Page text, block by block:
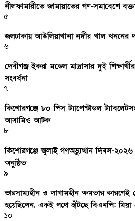
নীলফামারীতে জামায়াতের গণ-সমাবেশে
৫
জলঢাকায় আউলিয়াখানা নদীর খাল খননের
৬
দেবীগঞ্জ ইকরা মডেল মাদ্রাসার দুই
সংবর্ধনা
৭
কিশোরগঞ্জে ৮০ পিস ট্যাপেন্টাডল
আসামিও আটক
৮
কিশোরগঞ্জে জুলাই গণঅভ্যুত্থান দিবস-
অনুষ্ঠিত
৯
ভারসাম্যহীন ও লাগামহীন ক্ষমতার কারণেই
হয়েছিলেন, একই পথে হাঁটছে বিএনপি:
১০